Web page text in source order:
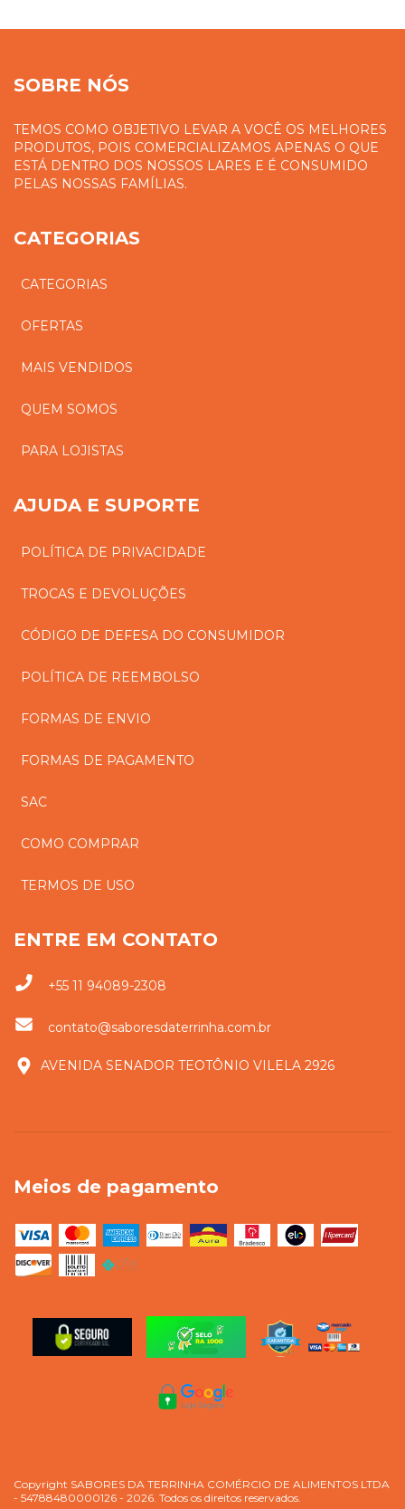
SOBRE NÓS
TEMOS COMO OBJETIVO LEVAR A VOCÊ OS MELHORES
PRODUTOS, POIS COMERCIALIZAMOS APENAS O QUE
ESTÁ DENTRO DOS NOSSOS LARES E É CONSUMIDO
PELAS NOSSAS FAMÍLIAS.
CATEGORIAS
CATEGORIAS
OFERTAS
MAIS VENDIDOS
QUEM SOMOS
PARA LOJISTAS
AJUDA E SUPORTE
POLÍTICA DE PRIVACIDADE
TROCAS E DEVOLUÇÕES
CÓDIGO DE DEFESA DO CONSUMIDOR
POLÍTICA DE REEMBOLSO
FORMAS DE ENVIO
FORMAS DE PAGAMENTO
SAC
COMO COMPRAR
TERMOS DE USO
ENTRE EM CONTATO
+55 11 94089-2308
contato@saboresdaterrinha.com.br
AVENIDA SENADOR TEOTÔNIO VILELA 2926
Meios de pagamento
Copyright SABORES DA TERRINHA COMÉRCIO DE ALIMENTOS LTDA
- 54788480000126 - 2026. Todos os direitos reservados.